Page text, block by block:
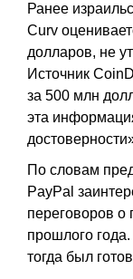
Ранее
Curv
долларов, не
Источник
за 500 млн
эта
По словам
PayPal
переговоров о
прошлого
тогда был